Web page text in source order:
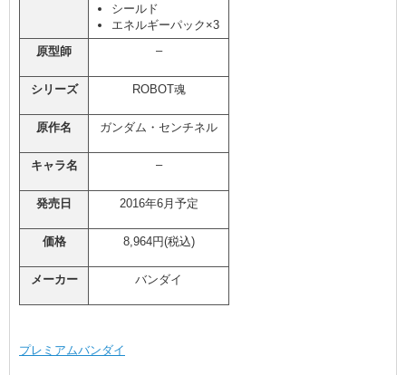
シールド
エネルギーパック×3
原型師
–
シリーズ ROBOT魂
原作名 ガンダム・センチネル
キャラ名 –
発売日 2016年6月予定
価格 8,964円(税込)
メーカー バンダイ
プレミアムバンダイ